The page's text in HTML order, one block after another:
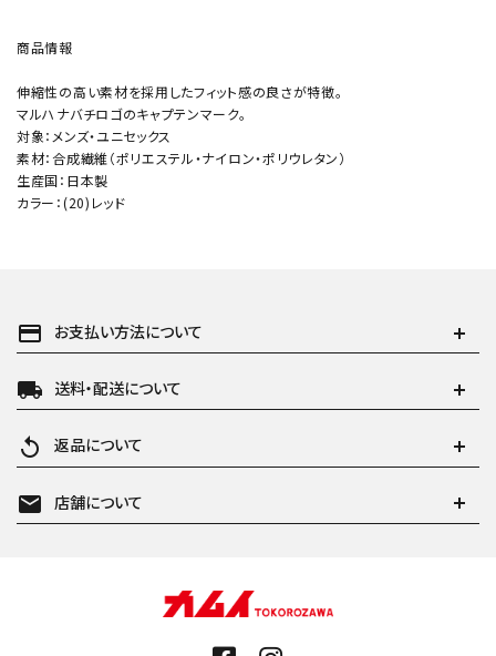
商品情報
伸縮性の高い素材を採用したフィット感の良さが特徴。
マルハナバチロゴのキャプテンマーク。
対象：メンズ・ユニセックス
素材：合成繊維（ポリエステル・ナイロン・ポリウレタン）
生産国：日本製
カラー：(20)レッド
payment お支払い方法について
local_shipping 送料・配送について
replay 返品について
mail 店舗について